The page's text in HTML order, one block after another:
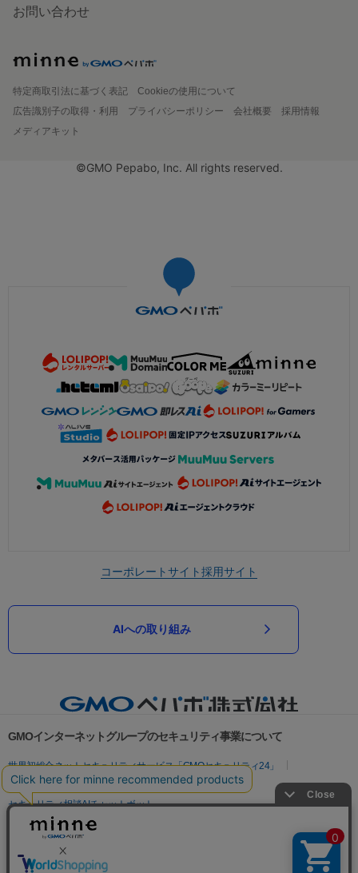
お問い合わせ
特定商取引法に基づく表記
Cookieの使用について
広告識別子の取得・利用
プライバシーポリシー 会社概要
採用情報
メディアキット
©GMO Pepabo, Inc. All rights reserved.
コーポレートサイト採用サイト
AIへの取り組み
GMOインターネットグループのセキュリティ事業について
世界初総合ネットセキュリティサービス「GMOセキュリティ24」
パスワード漏洩診断
Webサイトリスク診断
セキュリティ相談AIチャットボット
実在証明・盗聴対策
サイバー攻撃対策（GMO Flatt Security）